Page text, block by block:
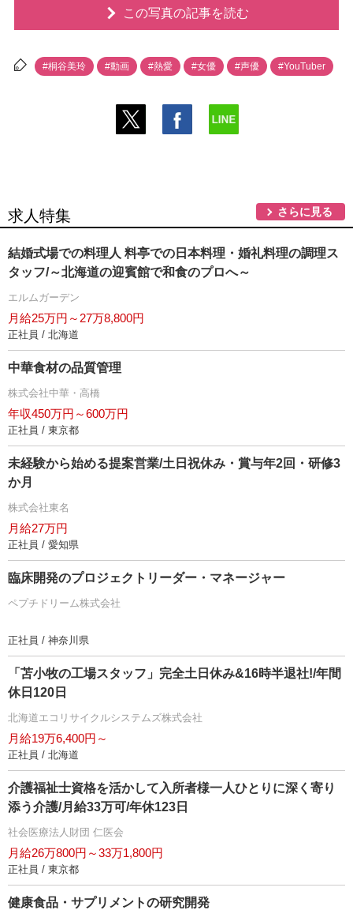
この写真の記事を読む
#桐谷美玲 #動画 #熱愛 #女優 #声優 #YouTuber
求人特集 さらに見る
結婚式場での料理人 料亭での日本料理・婚礼料理の調理ス
タッフ/～北海道の迎賓館で和食のプロへ～
エルムガーデン
月給25万円～27万8,800円
正社員 / 北海道
中華食材の品質管理
株式会社中華・高橋
年収450万円～600万円
正社員 / 東京都
未経験から始める提案営業/土日祝休み・賞与年2回・研修3
か月
株式会社東名
月給27万円
正社員 / 愛知県
臨床開発のプロジェクトリーダー・マネージャー
ペプチドリーム株式会社
正社員 / 神奈川県
「苫小牧の工場スタッフ」完全土日休み&16時半退社!/年間
休日120日
北海道エコリサイクルシステムズ株式会社
月給19万6,400円～
正社員 / 北海道
介護福祉士資格を活かして入所者様一人ひとりに深く寄り
添う介護/月給33万可/年休123日
社会医療法人財団 仁医会
月給26万800円～33万1,800円
正社員 / 東京都
健康食品・サプリメントの研究開発